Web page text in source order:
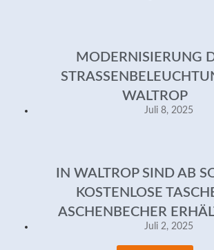
MODERNISIERUNG
ALTROP
Juli 8, 2025
IN WALTROP SIND AB
KOSTENLOSE
ASCHENBECHER
Juli 2, 2025